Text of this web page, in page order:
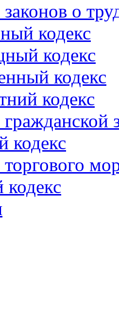
о
кодекс
кодекс
кодекс
кодекс
гражданской
кодекс